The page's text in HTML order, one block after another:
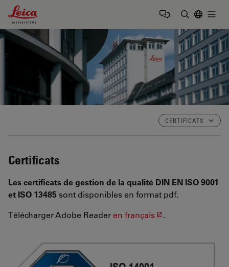
Leica Microsystems Logo
CERTIFICATS
Certificats
Les certificats de gestion de la qualité DIN EN ISO 9001
et ISO 13485 sont disponibles en format pdf.
Télécharger Adobe Reader en français .